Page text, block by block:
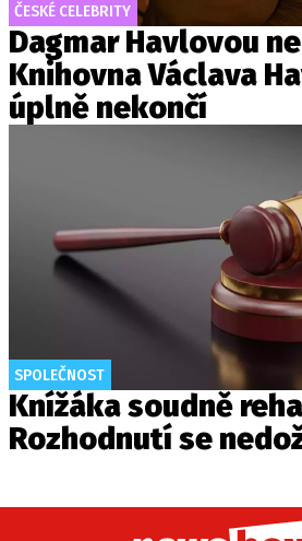
ČESKÉ CELEBRITY
Dagmar Havlovou
Knihovna Václava
úplně nekončí
SPOLEČNOST
Knížáka soudně
Rozhodnutí se